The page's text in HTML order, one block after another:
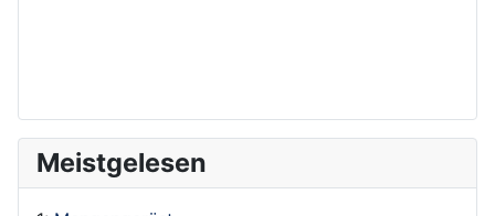
Meistgelesen